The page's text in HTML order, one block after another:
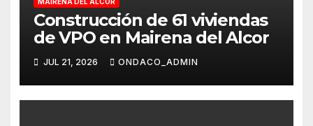
Construcción de 61 viviendas
de VPO en Mairena del Alcor
JUL 21, 2026 ONDACO_ADMIN